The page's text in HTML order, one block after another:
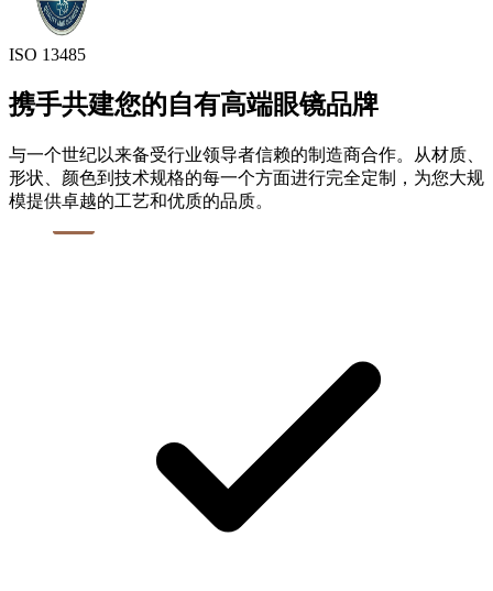
ISO 13485
携手共建您的自有高端眼镜品牌
与一个世纪以来备受行业领导者信赖的制造商合作。从材质、
形状、颜色到技术规格的每一个方面进行完全定制，为您大规
模提供卓越的工艺和优质的品质。